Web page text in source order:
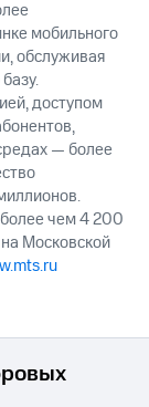
мобильного
обслуживая
доступом
— более
чем 4 200
Московской